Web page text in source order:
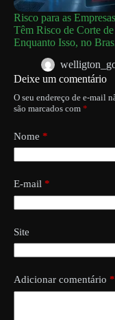
Risco para as
Têm Risco de Corte
Enquanto Isso, no
Deixe um comentário
O seu endereço de e-mail
são marcados com *
Nome *
E-mail *
Site
Adicionar comentário *